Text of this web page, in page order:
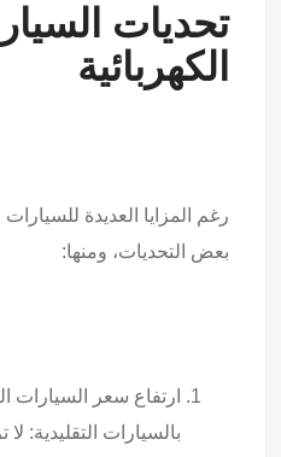
تحديات
الكهربائية
رغم المزايا العديدة للسيارات
بعض التحديات، ومنها:
ارتفاع سعر السيارات
بالسيارات التقليدية: